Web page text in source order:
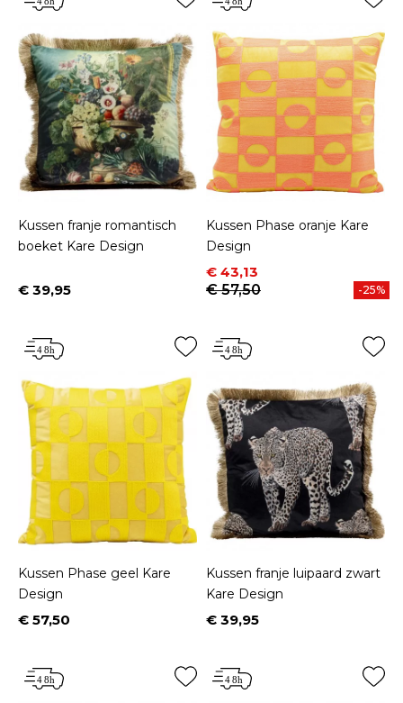
Kussen franje romantisch
boeket Kare Design
Prijs
€ 39,95
Kussen Phase oranje Kare
Design
Prijs
€ 43,13
Normale prijs
€ 57,50
-25%
Kussen Phase geel Kare
Design
Prijs
€ 57,50
Kussen franje luipaard zwart
Kare Design
Prijs
€ 39,95